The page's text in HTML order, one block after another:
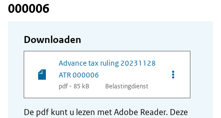
000006
Downloaden
Advance tax ruling 20231128
ATR 000006
pdf - 85 kB Belastingdienst
Opties van
De pdf kunt u lezen met Adobe Reader. Deze